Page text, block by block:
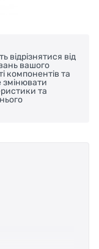
відрізнятися від
вашого
компонентів та
змінювати
та